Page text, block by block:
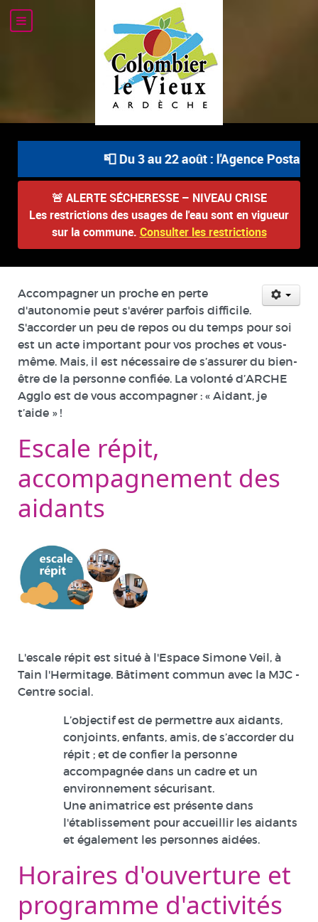
📮 Du 3 au 22 août : l'Agence Postale
🚨 ALERTE SÉCHERESSE – NIVEAU CRISE
Les restrictions des usages de l'eau sont en vigueur
sur la commune. Consulter les restrictions
Accompagner un proche en perte
d'autonomie peut s'avérer parfois difficile.
S'accorder un peu de repos ou du temps pour soi
est un acte important pour vos proches et vous-
même. Mais, il est nécessaire de s’assurer du bien-
être de la personne confiée. La volonté d’ARCHE
Agglo est de vous accompagner : « Aidant, je
t’aide » !
Escale répit,
accompagnement des
aidants
L'escale répit est situé à l'Espace Simone Veil, à
Tain l'Hermitage. Bâtiment commun avec la MJC -
Centre social.
L’objectif est de permettre aux aidants,
conjoints, enfants, amis, de s’accorder du
répit ; et de confier la personne
accompagnée dans un cadre et un
environnement sécurisant.
Une animatrice est présente dans
l'établissement pour accueillir les aidants
et également les personnes aidées.
Horaires d'ouverture et
programme d'activités